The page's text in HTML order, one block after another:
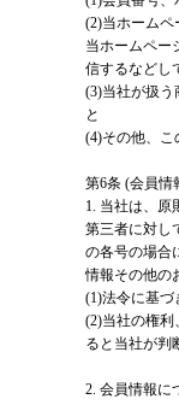
(2)当ホームペ
当ホームペー
信するなどし
(3)当社が扱う
と
(4)その他、こ
第6条 (会員情
1. 当社は、原
第三者に対し
の各号の場合
情報その他の
(1)法令に基
(2)当社の権利
ると当社が判
2. 会員情報に